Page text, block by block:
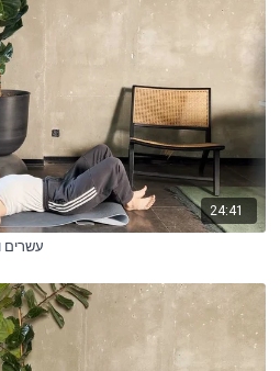
24:41
עשרים